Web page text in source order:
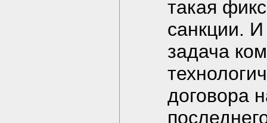
такая
санкции. И
задача
договора